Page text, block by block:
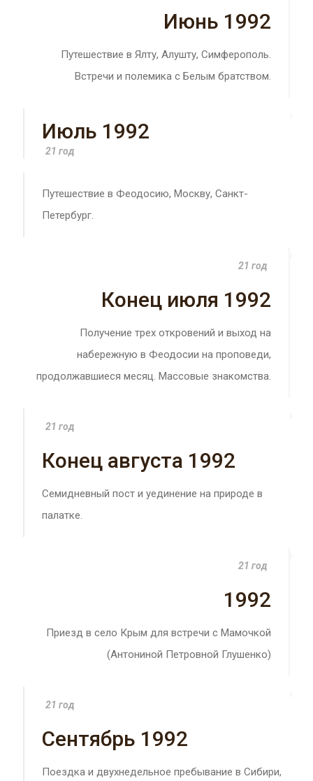
Июнь 1992
Путешествие в Ялту, Алушту, Симферополь.
Встречи и полемика с Белым братством.
Июль 1992
21 год
Путешествие в Феодосию, Москву, Санкт-
Петербург.
21 год
Конец июля 1992
Получение трех откровений и выход на
набережную в Феодосии на проповеди,
продолжавшиеся месяц. Массовые знакомства.
21 год
Конец августа 1992
Семидневный пост и уединение на природе в
палатке.
21 год
1992
Приезд в село Крым для встречи с Мамочкой
(Антониной Петровной Глушенко)
21 год
Сентябрь 1992
Поездка и двухнедельное пребывание в Сибири,